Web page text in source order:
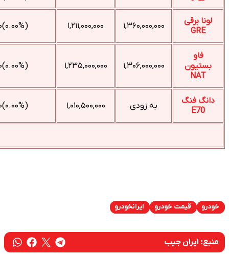
۱,۳۶۰,۰۰۰,۰۰۰ ۱,۲۱۱,۰۰۰,۰۰۰ (۰.۰۰%)۰
۱,۳۰۶,۰۰۰,۰۰۰ ۱,۲۳۵,۰۰۰,۰۰۰ (۰.۰۰%)۰
به زودی ۱,۰۱۰,۵۰۰,۰۰۰ (۰.۰۰%)۰
خودرو ایرانخودرو
جیب